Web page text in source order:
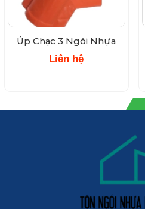
Úp Chạc 3 Ngói Nhựa
Liên hệ